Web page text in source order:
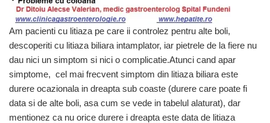
Am pacienti cu litiaza pe care ii controlez pentru alte boli,
descoperiti cu litiaza biliara intamplator, iar pietrele de la fiere nu
dau nici un simptom si nici o complicatie.Atunci cand apar
simptome, cel mai frecvent simptom din litiaza biliara este
durere ocazionala in dreapta sub coaste (durere care poate fi
data si de alte boli, asa cum se vede in tabelul alaturat), dar
mentionez ca nu orice durere i dreapta este data de litiaza